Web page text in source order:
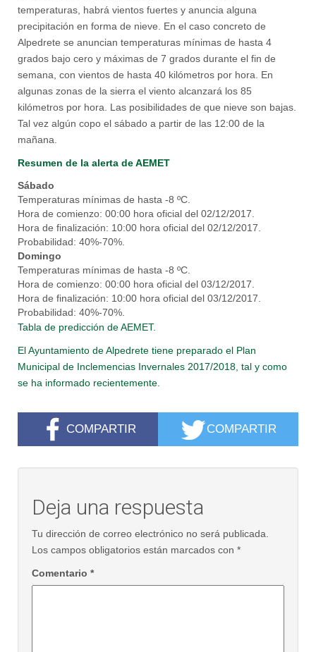
temperaturas, habrá vientos fuertes y anuncia alguna
precipitación en forma de nieve. En el caso concreto de
Alpedrete se anuncian temperaturas mínimas de hasta 4
grados bajo cero y máximas de 7 grados durante el fin de
semana, con vientos de hasta 40 kilómetros por hora. En
algunas zonas de la sierra el viento alcanzará los 85
kilómetros por hora. Las posibilidades de que nieve son bajas.
Tal vez algún copo el sábado a partir de las 12:00 de la
mañana.
Resumen de la alerta de AEMET
Sábado
Temperaturas mínimas de hasta -8 ºC.
Hora de comienzo: 00:00 hora oficial del 02/12/2017.
Hora de finalización: 10:00 hora oficial del 02/12/2017.
Probabilidad: 40%-70%.
Domingo
Temperaturas mínimas de hasta -8 ºC.
Hora de comienzo: 00:00 hora oficial del 03/12/2017.
Hora de finalización: 10:00 hora oficial del 03/12/2017.
Probabilidad: 40%-70%.
Tabla de predicción de AEMET.
El Ayuntamiento de Alpedrete tiene preparado el Plan
Municipal de Inclemencias Invernales 2017/2018, tal y como
se ha informado recientemente.
COMPARTIR COMPARTIR
Deja una respuesta
Tu dirección de correo electrónico no será publicada.
Los campos obligatorios están marcados con *
Comentario *